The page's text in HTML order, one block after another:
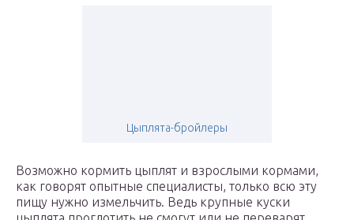
Цыплята-бройлеры
Возможно кормить цыплят и взрослыми кормами,
как говорят опытные специалисты, только всю эту
пищу нужно измельчить. Ведь крупные куски